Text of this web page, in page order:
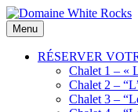
Skip
to
content
Domaine
White
Location
de
Chalets
Menu
RÉSERVER
Chalet 1 – «
Chalet 2 –
Chalet 3 –